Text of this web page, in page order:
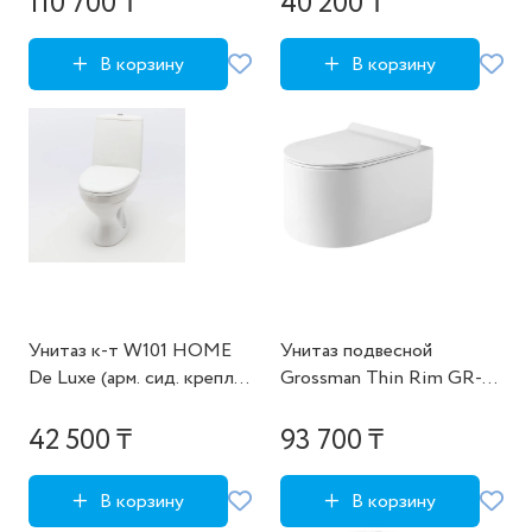
В корзину В корзину
Унитаз к-т W101 HOME
De Luxe (арм. сид. крепл.)
42 500 ₸
В корзину
Унитаз подвесной
Grossman Thin Rim GR-
тонкий ободок,белый с
крышкой,микролифт,смыв
торнадо,1 место
93 700 ₸
В корзину